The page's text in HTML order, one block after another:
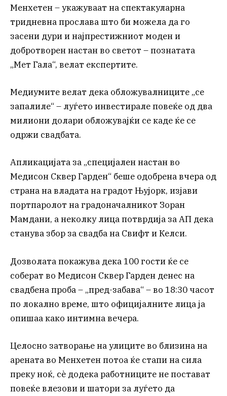
Менхетен – укажуваат на спектакуларна
тридневна прослава што би можела да го
засени дури и најпрестижниот моден и
добротворен настан во светот – познатата
„Мет Гала“, велат експертите.
Медиумите велат дека обложувалниците „се
запалиле“ – луѓето инвестирале повеќе од два
милиони долари обложувајќи се каде ќе се
одржи свадбата.
Апликацијата за „специјален настан во
Медисон Сквер Гарден“ беше одобрена вчера од
страна на владата на градот Њујорк, изјави
портпаролот на градоначалникот Зоран
Мамдани, а неколку лица потврдија за АП дека
станува збор за свадба на Свифт и Келси.
Дозволата покажува дека 100 гости ќе се
соберат во Медисон Сквер Гарден денес на
свадбена проба – „пред-забава“ – во 18:30 часот
по локално време, што официјалните лица ја
опишаа како интимна вечера.
Целосно затворање на улиците во близина на
арената во Менхетен потоа ќе стапи на сила
преку ноќ, сè додека работниците не постават
повеќе влезови и шатори за луѓето да